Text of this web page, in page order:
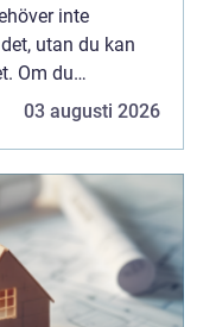
inte
utan du kan
Om du
tillbehör
03 augusti 2026